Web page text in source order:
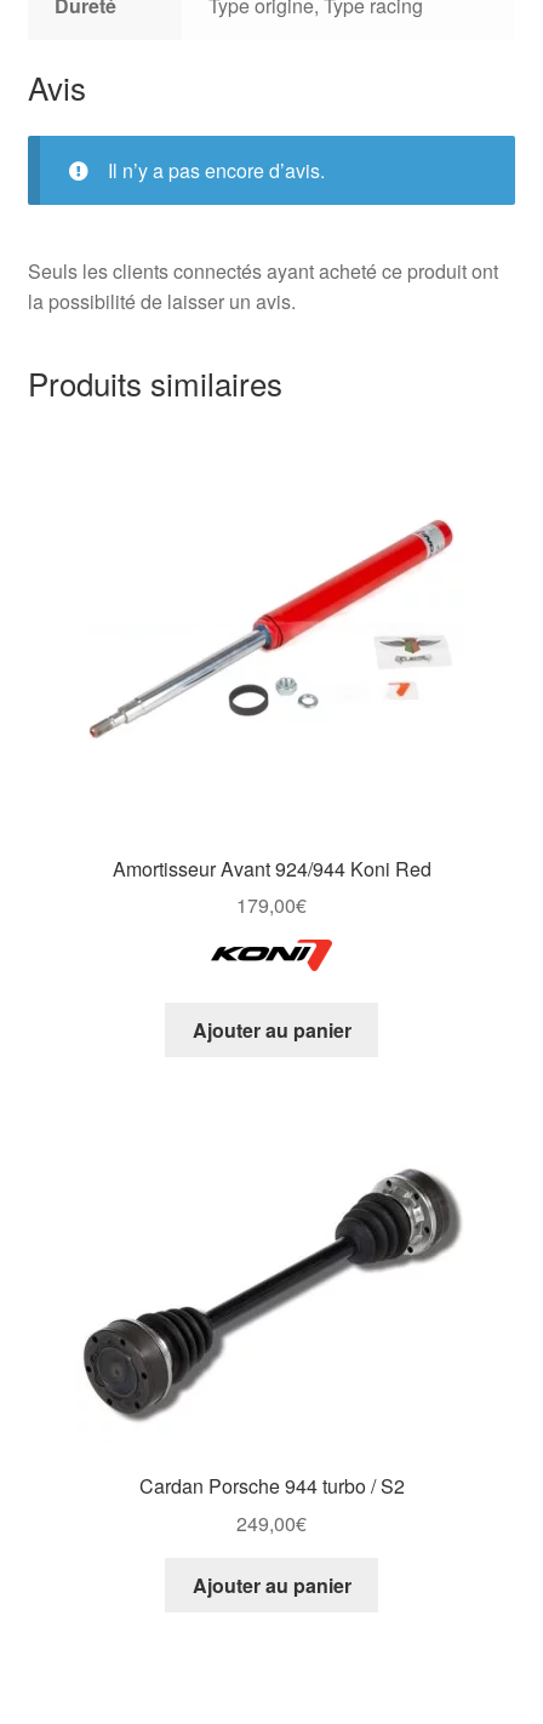
Avis
Il n’y a pas encore d’avis.
Seuls les clients connectés ayant acheté ce produit ont
la possibilité de laisser un avis.
Produits similaires
Amortisseur Avant 924/944 Koni Red
179,00€
Ajouter au panier
Cardan Porsche 944 turbo / S2
249,00€
Ajouter au panier